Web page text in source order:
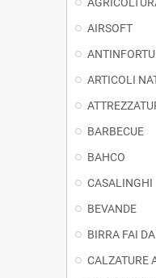
AIRSOFT
ARTICOLI
BARBECUE
BAHCO
CASALINGHI
BEVANDE
BIRRA FAI
CALZATURE